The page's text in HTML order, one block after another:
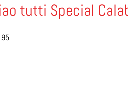
tutti Special
meer over Ciao tutti Special